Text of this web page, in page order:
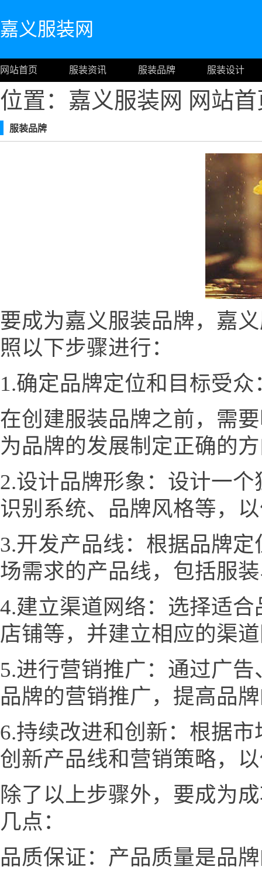
嘉义服装网
网站首页 服装资讯 服装品牌 服装设计
位置：嘉义服装网 网站
服装品牌
要成为嘉义服装品牌，嘉
照以下步骤进行：
1.确定品牌定位和目标受众
在创建服装品牌之前，需
为品牌的发展制定正确的
2.设计品牌形象：设计一
识别系统、品牌风格等，
3.开发产品线：根据品牌
场需求的产品线，包括服
4.建立渠道网络：选择适
店铺等，并建立相应的渠
5.进行营销推广：通过广
品牌的营销推广，提高品
6.持续改进和创新：根据
创新产品线和营销策略，
除了以上步骤外，要成为
几点：
品质保证：产品质量是品